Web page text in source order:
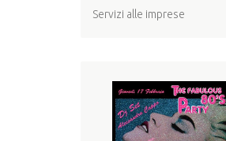
Servizi alle imprese